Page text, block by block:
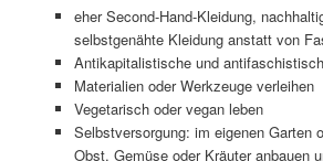
eher Second-Hand-Kleidung,
selbstgenähte Kleidung anstatt von
Antikapitalistische und
Materialien oder Werkzeuge verleihen
Vegetarisch oder vegan leben
Selbstversorgung: im eigenen Garten
Obst, Gemüse oder Kräuter anbauen